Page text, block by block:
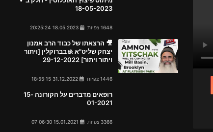
18-05-2023
1648 צפיות
🎥 הרצאתו של כבוד הרב אמנון
יצחק שליט"א 🚸בברוקלין [ויתור
ויתור ויתור] 29-12-2022
1446 צפיות
רופאים מדברים על הקורונה 15-
01-2021
3366 צפיות